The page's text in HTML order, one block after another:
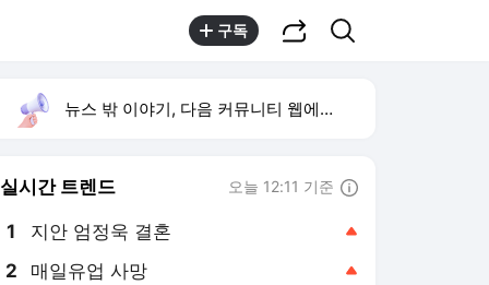
구독
뉴스 밖 이야기, 다음 커뮤니티 웹에서 보기
실시간 트렌드 오늘 12:11 기준
1 지안 엄정욱 결혼
2 매일유업 사망